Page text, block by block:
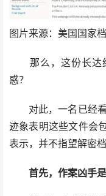
图片来源：美国国家
那么，这份长达
惑？
对此，一名已经看
迹象表明这些文件会
表示，并不指望解密
首先，作案凶手